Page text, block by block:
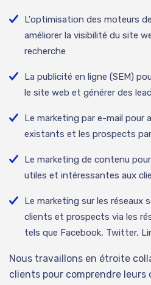
L'optimisation des moteurs
améliorer la visibilité du site
recherche
La publicité en ligne (SEM)
le site web et générer des
Le marketing par e-mail pour
existants et les prospects
Le marketing de contenu
utiles et intéressantes aux
Le marketing sur les réseaux
clients et prospects via les
tels que Facebook, Twitter,
Nous travaillons en étroite
clients pour comprendre